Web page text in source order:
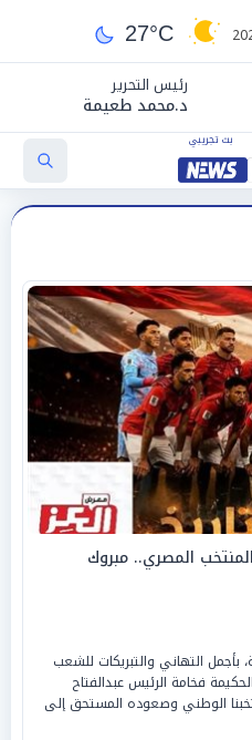
27°C
رئيس التحرير
د.محمد طعيمة
المصري.. مبروك
بأجمل التهاني والتبريكات للشعب
فخامة الرئيس عبدالفتاح
الوطني وصعوده المستحق إلى